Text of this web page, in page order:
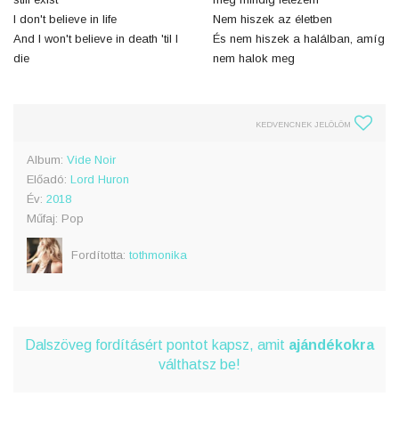
I don't believe in life
And I won't believe in death 'til I
die
Nem hiszek az életben
És nem hiszek a halálban, amíg
nem halok meg
KEDVENCNEK JELÖLÖM
Album: Vide Noir
Előadó: Lord Huron
Év: 2018
Műfaj: Pop
Fordította: tothmonika
Dalszöveg fordításért pontot kapsz, amit ajándékokra
válthatsz be!